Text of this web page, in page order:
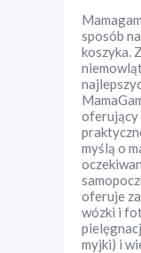
sposób
koszyka.
oferujący
myślą o
oferuje
wózki i
myjki) i